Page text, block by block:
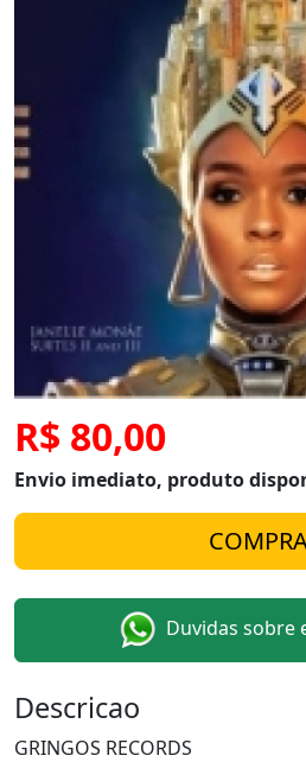
R$ 80,00
Envio imediato, produto
Duvidas sobre
Descricao
GRINGOS RECORDS